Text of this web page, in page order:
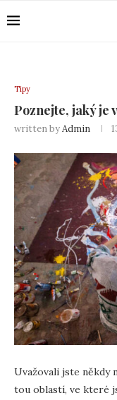
Tipy
Poznejte, jaký je
written byAdmin
Uvažovali jste někdy
tou oblastí, ve které